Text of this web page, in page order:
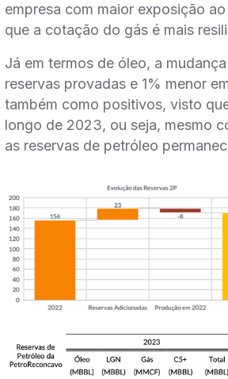
empresa com maior exposição
que a cotação do gás é mais
Já em termos de óleo, a
reservas provadas e 1% menor
também como positivos, visto
longo de 2023, ou seja, mesmo
as reservas de petróleo